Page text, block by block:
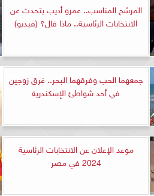
المرشح المناسب.. عمرو أديب يتحدث عن
الانتخابات الرئاسية.. ماذا قال؟ (فيديو)
جمعهما الحب وفرقهما البحر.. غرق زوجين
في أحد شواطئ الإسكندرية
موعد الإعلان عن الانتخابات الرئاسية
2024 في مصر